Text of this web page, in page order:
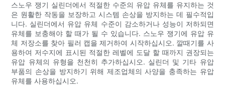
스노우 쟁기 실린더에서 적절한 수준의 유압 유체를 유지하는 것
은 원활한 작동을 보장하고 시스템 손상을 방지하는 데 필수적입
니다. 실린더에서 유압 유체 수준이 감소하거나 성능이 저하되면
유체를 보충해야 할 때가 될 수 있습니다. 스노우 쟁기에 유압 유
체 저장소를 찾아 필러 캡을 제거하여 시작하십시오. 깔때기를 사
용하여 저수지에 표시된 적절한 레벨에 도달 할 때까지 권장되는
유압 유체의 유형을 천천히 추가하십시오. 실린더 및 기타 유압
부품의 손상을 방지하기 위해 제조업체의 사양을 충족하는 유압
유체를 사용하십시오.